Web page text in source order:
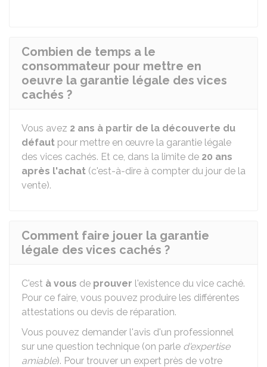
Combien de temps a le
consommateur pour mettre en
oeuvre la garantie légale des vices
cachés ?
Vous avez 2 ans à partir de la découverte du
défaut pour mettre en œuvre la garantie légale
des vices cachés. Et ce, dans la limite de 20 ans
après l'achat (c'est-à-dire à compter du jour de la
vente).
Comment faire jouer la garantie
légale des vices cachés ?
C'est à vous de prouver l'existence du vice caché.
Pour ce faire, vous pouvez produire les différentes
attestations ou devis de réparation.
Vous pouvez demander l'avis d'un professionnel
sur une question technique (on parle d'expertise
amiable). Pour trouver un expert près de votre